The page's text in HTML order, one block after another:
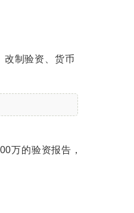
制验资、货币
万的验资报告，